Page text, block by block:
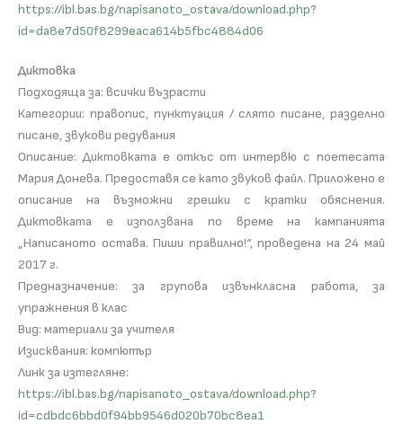
https://ibl.bas.bg/napisanoto_ostava/download.php?
id=da8e7d50f8299eaca614b5fbc4884d06
Диктовка
Подходяща за: всички възрасти
Категории: правопис, пунктуация / слято писане, разделно
писане, звукови редувания
Описание: Диктовката е откъс от интервю с поетесата
Мария Донева. Предоставя се като звуков файл. Приложено е
описание на възможни грешки с кратки обяснения.
Диктовката е използвана по време на кампанията
„Написаното остава. Пиши правилно!“, проведена на 24 май
2017 г.
Предназначение: за групова извънкласна работа, за
упражнения в клас
Вид: материали за учителя
Изисквания: компютър
Линк за изтегляне:
https://ibl.bas.bg/napisanoto_ostava/download.php?
id=cdbdc6bbd0f94bb9546d020b70bc8ea1